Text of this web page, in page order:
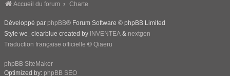
Accueil du forum Charte
Développé par phpBB® Forum Software © phpBB Limited
Style we_clearblue created by INVENTEA & nextgen
Traduction française officielle © Qiaeru
phpBB SiteMaker
Optimized by: phpBB SEO